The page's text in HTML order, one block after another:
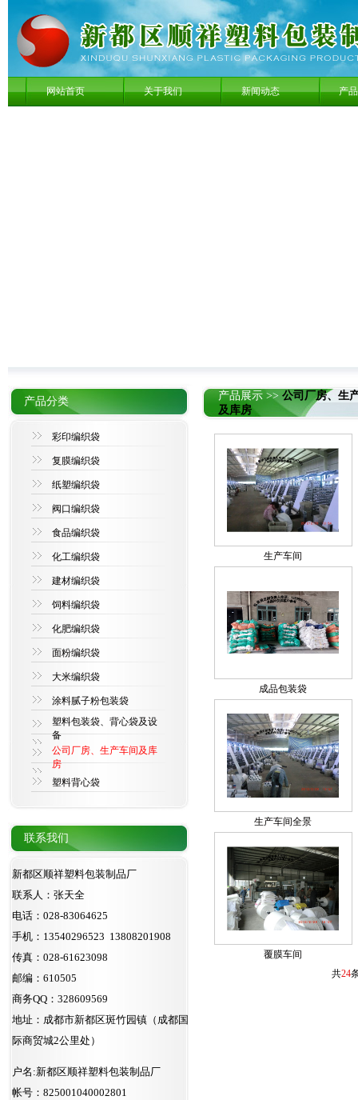
网站首页 关于我们 新闻动态 产
产品分类
彩印编织袋
复膜编织袋
纸塑编织袋
阀口编织袋
食品编织袋
化工编织袋
建材编织袋
饲料编织袋
化肥编织袋
面粉编织袋
大米编织袋
涂料腻子粉包装袋
塑料包装袋、背心袋及设
备
公司厂房、生产车间及库
房
塑料背心袋
联系我们
新都区顺祥塑料包装制品厂
联系人：张天全
电话：028-83064625
手机：13540296523 13808201908
传真：028-61623098
邮编：610505
商务QQ：328609569
地址：成都市新都区斑竹园镇（成都国
际商贸城2公里处）
户名:新都区顺祥塑料包装制品厂
帐号：825001040002801
产品展示 >> 公司厂房、生
及库房
生产车间
成品包装袋
生产车间全景
覆膜车间
共24